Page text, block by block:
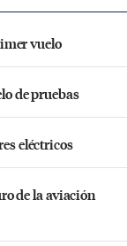
vuelo
de pruebas
eléctricos
de la aviación